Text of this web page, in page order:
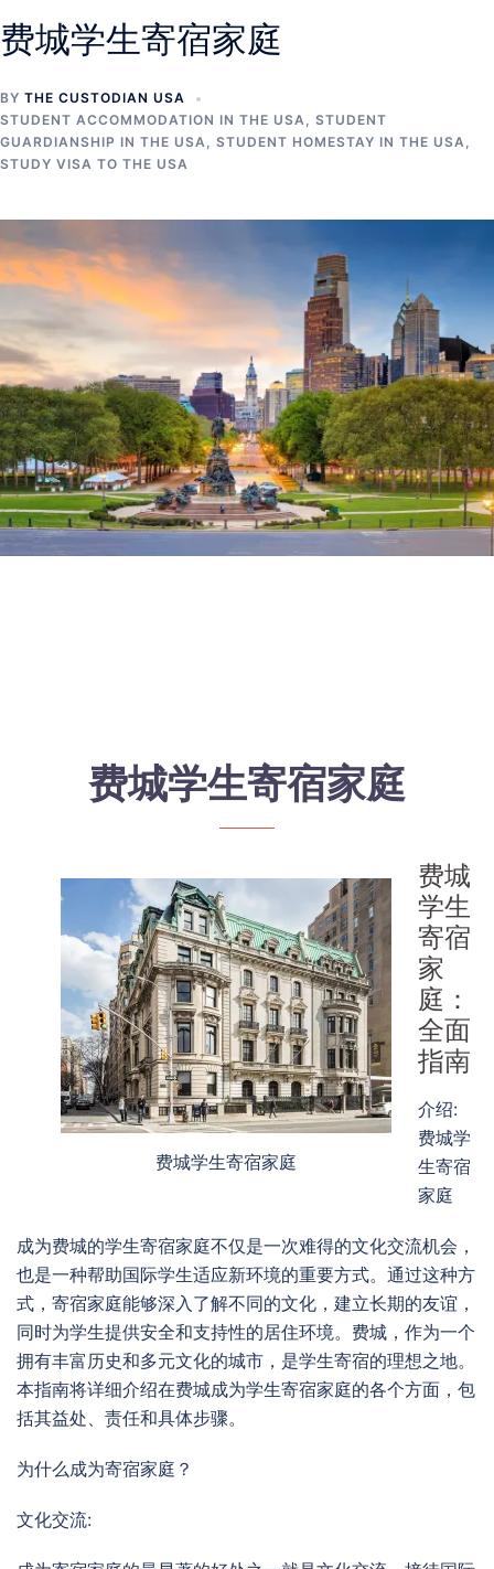
费城学生寄宿家庭
BY THE CUSTODIAN USA
STUDENT ACCOMMODATION IN THE USA, STUDENT
GUARDIANSHIP IN THE USA, STUDENT HOMESTAY IN THE USA,
STUDY VISA TO THE USA
费城学生寄宿家庭
费城学生寄宿家庭
费城
学生
寄宿
家
庭：
全面
指南
介绍:
费城学
生寄宿
家庭
成为费城的学生寄宿家庭不仅是一次难得的文化交流机会，
也是一种帮助国际学生适应新环境的重要方式。通过这种方
式，寄宿家庭能够深入了解不同的文化，建立长期的友谊，
同时为学生提供安全和支持性的居住环境。费城，作为一个
拥有丰富历史和多元文化的城市，是学生寄宿的理想之地。
本指南将详细介绍在费城成为学生寄宿家庭的各个方面，包
括其益处、责任和具体步骤。
为什么成为寄宿家庭？
文化交流: